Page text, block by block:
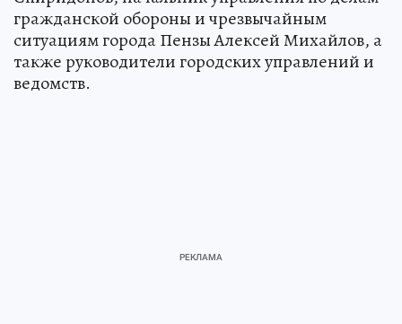
гражданской обороны и чрезвычайным
ситуациям города Пензы Алексей Михайлов, а
также руководители городских управлений и
ведомств.